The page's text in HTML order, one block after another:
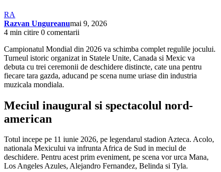
RA
Razvan Ungureanumai 9, 2026
4 min citire 0 comentarii
Campionatul Mondial din 2026 va schimba complet regulile jocului.
Turneul istoric organizat in Statele Unite, Canada si Mexic va
debuta cu trei ceremonii de deschidere distincte, cate una pentru
fiecare tara gazda, aducand pe scena nume uriase din industria
muzicala mondiala.
Meciul inaugural si spectacolul nord-
american
Totul incepe pe 11 iunie 2026, pe legendarul stadion Azteca. Acolo,
nationala Mexicului va infrunta Africa de Sud in meciul de
deschidere. Pentru acest prim eveniment, pe scena vor urca Mana,
Los Angeles Azules, Alejandro Fernandez, Belinda si Tyla.